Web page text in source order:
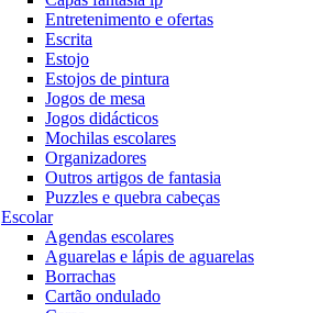
Entretenimento e ofertas
Escrita
Estojo
Estojos de pintura
Jogos de mesa
Jogos didácticos
Mochilas escolares
Organizadores
Outros artigos de fantasia
Puzzles e quebra cabeças
Escolar
Agendas escolares
Aguarelas e lápis de aguarelas
Borrachas
Cartão ondulado